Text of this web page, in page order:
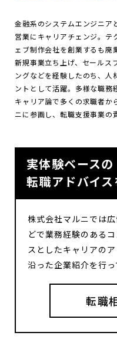
金融系のシステムエンジニア
営業にキャリアチェンジ。テ
ェブ制作会社を創業するも廃
新規事業立ち上げ、セールス
ングなどを経験したのち、人
ントとして活躍。多様な職
キャリア論で多くの求職者
ニに参画し、転職支援事業の
実体験ベースの
転職アドバイス
株式会社マルニでは
どで業務経験のある
スとしたキャリアの
沿った企業紹介を行っ
転職